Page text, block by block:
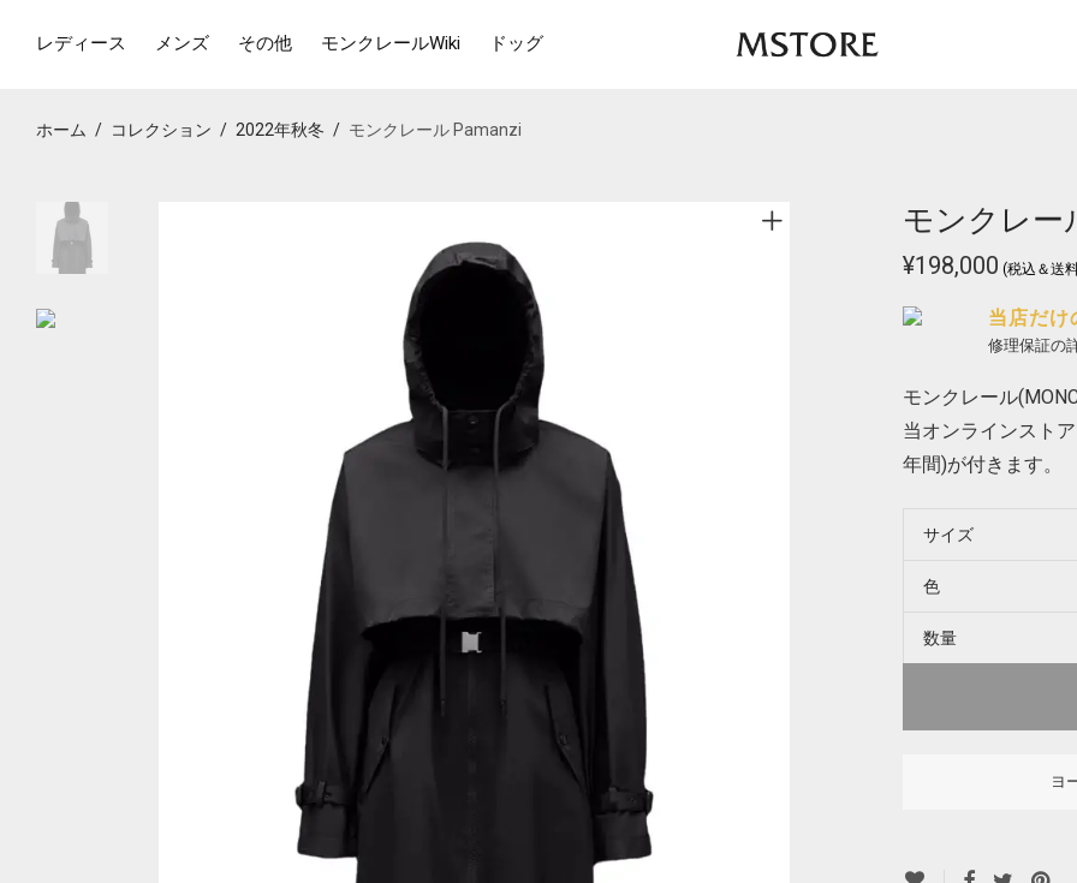
レディース メンズ その他 モンクレールWiki ドッグ
ホーム / コレクション / 2022年秋冬 / モンクレール Pamanzi
モンクレー
¥198,000 (税込＆送
当店だけ
修理保証の
モンクレール
当オンラインスト
年間)が付きます。
サイズ
色
数量
ヨ